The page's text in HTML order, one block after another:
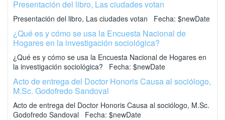
Presentación del libro, Las ciudades votan
Presentación del libro, Las ciudades votan Fecha: $newDate
¿Qué es y cómo se usa la Encuesta Nacional de
Hogares en la investigación sociológica?
¿Qué es y cómo se usa la Encuesta Nacional de Hogares en
la investigación sociológica? Fecha: $newDate
Acto de entrega del Doctor Honoris Causa al sociólogo,
M.Sc. Godofredo Sandoval
Acto de entrega del Doctor Honoris Causa al sociólogo, M.Sc.
Godofredo Sandoval Fecha: $newDate